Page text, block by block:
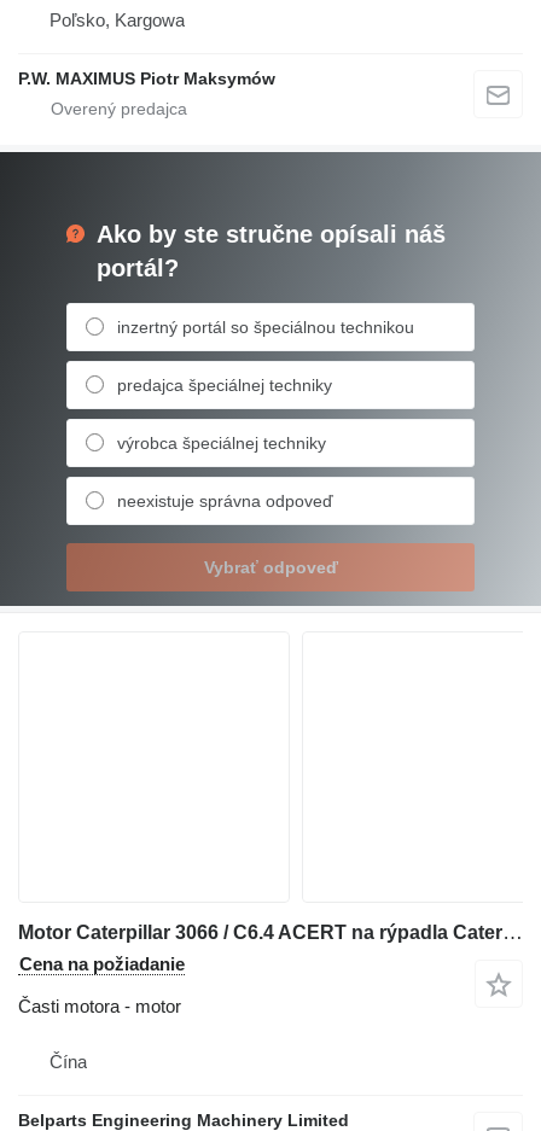
Poľsko, Kargowa
P.W. MAXIMUS Piotr Maksymów
Ako by ste stručne opísali náš
portál?
inzertný portál so špeciálnou technikou
predajca špeciálnej techniky
výrobca špeciálnej techniky
neexistuje správna odpoveď
Vybrať odpoveď
Motor Caterpillar 3066 / C6.4 ACERT na rýpadla Caterpillar 320C 320D 321C 323D L
Cena na požiadanie
Časti motora - motor
Čína
Belparts Engineering Machinery Limited